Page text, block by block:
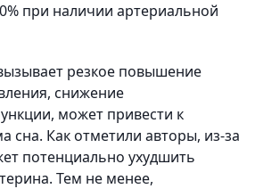
при наличии артериальной
резкое повышение
снижение
может привести к
Как отметили авторы, из-за
потенциально ухудшить
Тем не менее,